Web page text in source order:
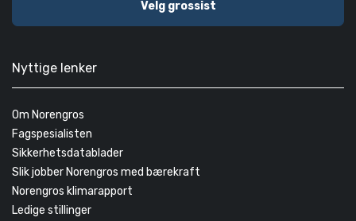
Velg grossist
Nyttige lenker
Om Norengros
Fagspesialisten
Sikkerhetsdatablader
Slik jobber Norengros med bærekraft
Norengros klimarapport
Ledige stillinger